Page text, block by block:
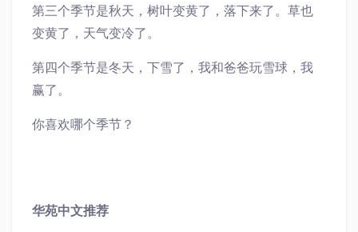
第三个季节是秋天，树叶变黄了，落下来了。草也
变黄了，天气变冷了。
第四个季节是冬天，下雪了，我和爸爸玩雪球，我
赢了。
你喜欢哪个季节？
华苑中文推荐